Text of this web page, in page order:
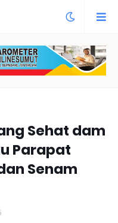
Sehat dam
Parapat
Senam